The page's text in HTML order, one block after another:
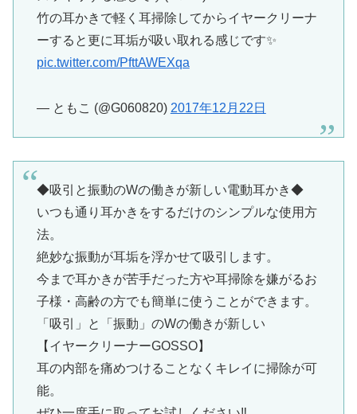
竹の耳かきで軽く耳掃除してからイヤークリーナ
ーすると更に耳垢が吸い取れる感じです✨
pic.twitter.com/PfttAWEXqa
— ともこ (@G060820) 2017年12月22日
◆吸引と振動のWの働きが新しい電動耳かき◆
いつも通り耳かきをするだけのシンプルな使用方
法。
絶妙な振動が耳垢を浮かせて吸引します。
今まで耳かきが苦手だった方や耳掃除を嫌がるお
子様・高齢の方でも簡単に使うことができます。
「吸引」と「振動」のWの働きが新しい
【イヤークリーナーGOSSO】
耳の内部を痛めつけることなくキレイに掃除が可
能。